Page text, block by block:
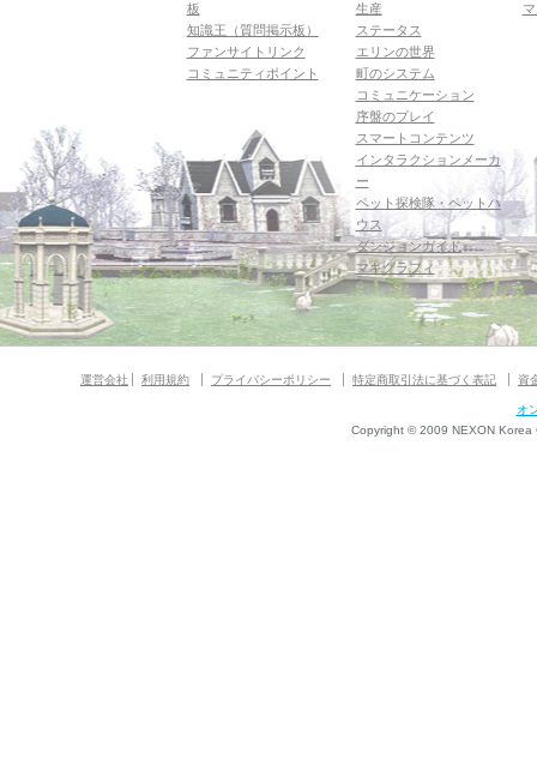
板
知識王（質問掲示板）
ファンサイトリンク
コミュニティポイント
生産
ステータス
エリンの世界
町のシステム
コミュニケーション
序盤のプレイ
スマートコンテンツ
インタラクションメーカ
ー
ペット探検隊・ペットハ
ウス
ダンジョンガイド
マギグラフィ
運営会社 利用規約 プライバシーポリシー 特定商取引法に基づく表記 資
オ
Copyright © 2009 NEXON Korea